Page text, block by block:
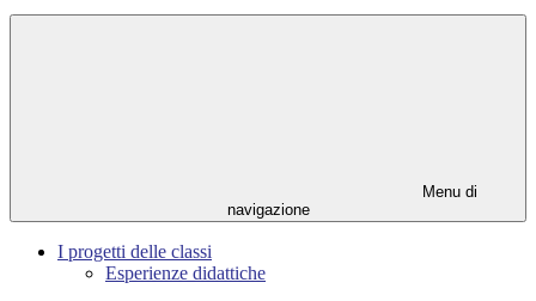
Menu di
navigazione
I progetti delle classi
Esperienze didattiche